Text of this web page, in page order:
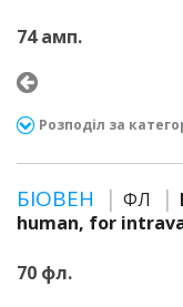
74 амп.
Розподіл за
БІОВЕН ФЛ
human, for
70 фл.